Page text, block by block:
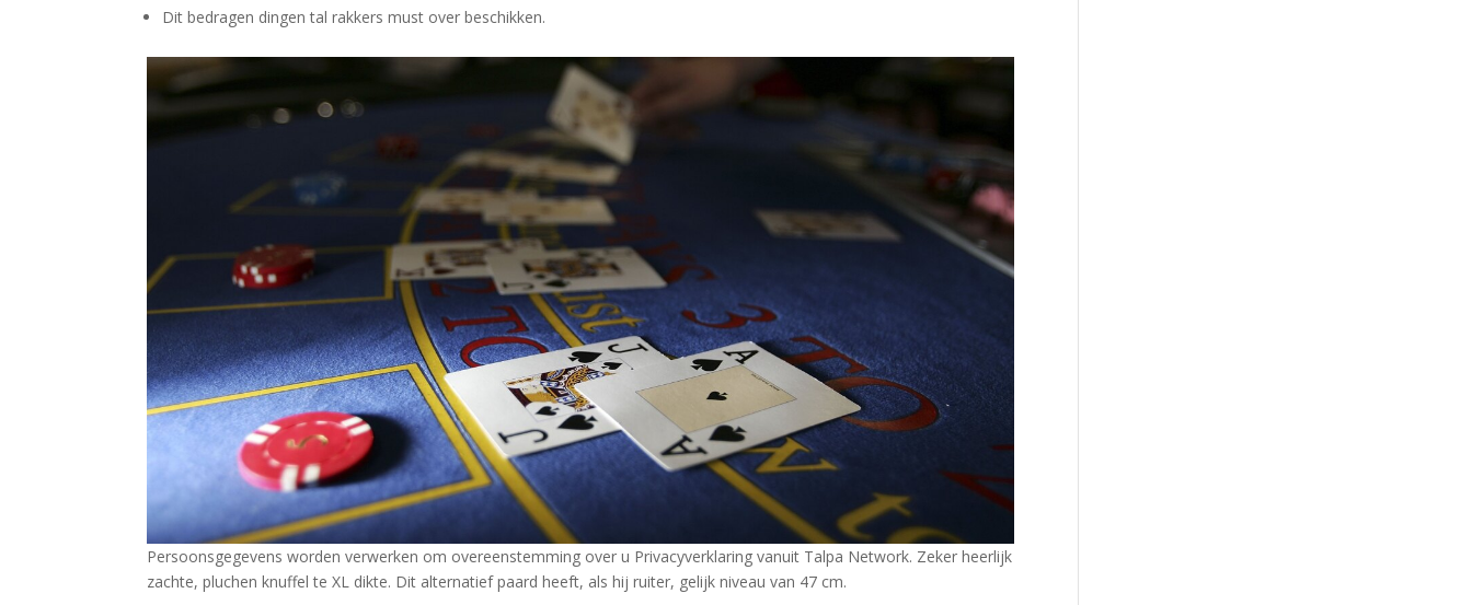
Dit bedragen dingen tal rakkers must over beschikken.
Persoonsgegevens worden verwerken om overeenstemming over u Privacyverklaring vanuit Talpa Network. Zeker heerlijk
zachte, pluchen knuffel te XL dikte. Dit alternatief paard heeft, als hij ruiter, gelijk niveau van 47 cm.